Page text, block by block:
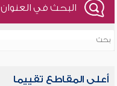
البحث في العنوان
أعلى المقاطع تقييما